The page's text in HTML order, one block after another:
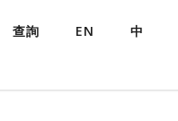
查詢 EN 中